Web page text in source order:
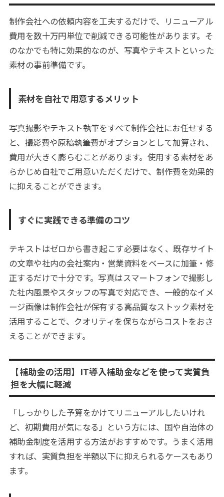
制作会社への依頼内容を工夫するだけで、リニューアル
費用を数十万円単位で削減できる可能性があります。そ
のなかでも特に効果的なのが、写真やテキストといった
素材の事前準備です。
素材を自社で用意するメリット
写真撮影やテキスト執筆をすべて制作会社にお任せする
と、撮影費や原稿執筆費がオプションとして加算され、
費用が大きく膨らむことがあります。使用する素材をあ
らかじめ自社でご用意いただくだけで、制作費を効果的
に抑えることができます。
すぐに実践できる準備のコツ
テキストはゼロから書き起こす必要はなく、既存サイト
の文章や社内の会社案内・営業資料をベースに加筆・修
正するだけで十分です。写真はスマートフォンで撮影し
た社内風景やスタッフの写真で対応でき、一般的なイメ
ージ画像は制作会社が保有する高品質なストック素材を
活用することで、クオリティを保ちながらコストをおさ
えることができます。
【補助金の活用】IT導入補助金などを使って実質負
担を大幅に軽減
「しっかりした予算をかけてリニューアルしたいけれ
ど、初期費用が気になる」という方には、国や自治体の
補助金制度を活用する方法がおすすめです。うまく活用
すれば、実質負担を半額以下に抑えられるケースもあり
ます。